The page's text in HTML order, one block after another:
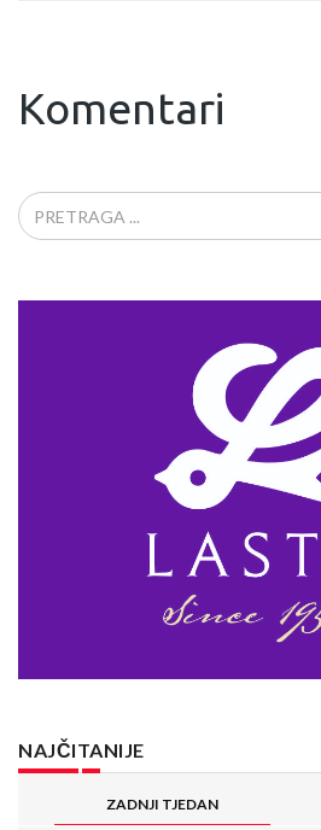
Komentari
NAJČITANIJE
ZADNJI TJEDAN